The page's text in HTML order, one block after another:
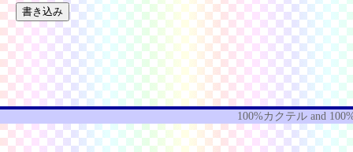
100%カクテルand